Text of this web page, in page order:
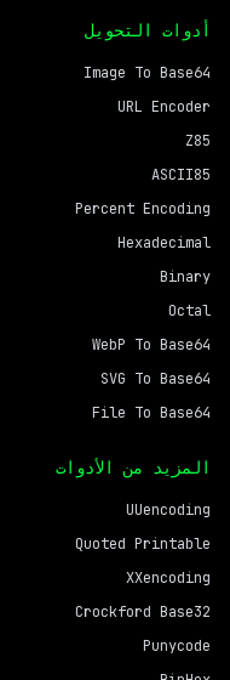
أدوات التحويل
Image To Base64
URL Encoder
Z85
ASCII85
Percent Encoding
Hexadecimal
Binary
Octal
WebP To Base64
SVG To Base64
File To Base64
المزيد من الأدوات
UUencoding
Quoted Printable
XXencoding
Crockford Base32
Punycode